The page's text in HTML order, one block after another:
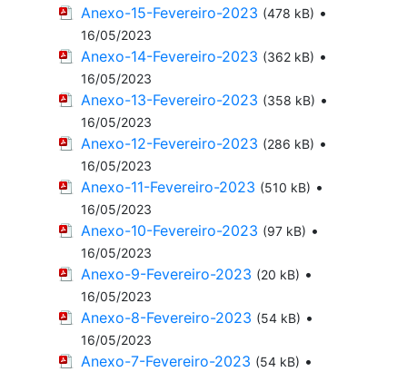
Anexo-15-Fevereiro-2023 (478 kB) •
16/05/2023
Anexo-14-Fevereiro-2023 (362 kB) •
16/05/2023
Anexo-13-Fevereiro-2023 (358 kB) •
16/05/2023
Anexo-12-Fevereiro-2023 (286 kB) •
16/05/2023
Anexo-11-Fevereiro-2023 (510 kB) •
16/05/2023
Anexo-10-Fevereiro-2023 (97 kB) •
16/05/2023
Anexo-9-Fevereiro-2023 (20 kB) •
16/05/2023
Anexo-8-Fevereiro-2023 (54 kB) •
16/05/2023
Anexo-7-Fevereiro-2023 (54 kB) •